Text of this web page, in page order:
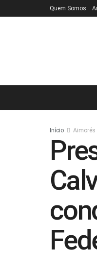
Quem Somos
Início Aimorés